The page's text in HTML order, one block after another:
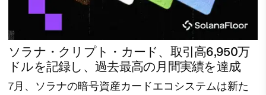
ソラナ・クリプト・カード、取引高6,950万
ドルを記録し、過去最高の月間実績を達成
7月、ソラナの暗号資産カードエコシステムは新た